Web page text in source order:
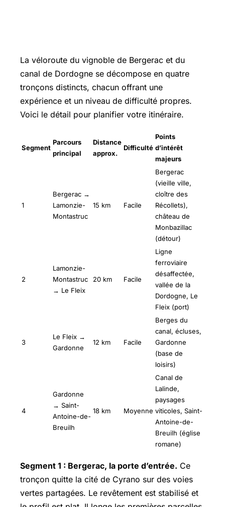
La véloroute du vignoble de Bergerac et du
canal de Dordogne se décompose en quatre
tronçons distincts, chacun offrant une
expérience et un niveau de difficulté propres.
Voici le détail pour planifier votre itinéraire.
Segment
Parcours
principal
Distance
approx.
Difficulté
Points
d’intérêt
majeurs
1
Bergerac →
Lamonzie-
Montastruc
15 km Facile
Bergerac
(vieille ville,
cloître des
Récollets),
château de
Monbazillac
(détour)
2
Lamonzie-
Montastruc
→ Le Fleix
20 km Facile
Ligne
ferroviaire
désaffectée,
vallée de la
Dordogne, Le
Fleix (port)
3
Le Fleix →
Gardonne
12 km Facile
Berges du
canal, écluses,
Gardonne
(base de
loisirs)
4
Gardonne
→ Saint-
Antoine-de-
Breuilh
18 km Moyenne
Canal de
Lalinde,
paysages
viticoles, Saint-
Antoine-de-
Breuilh (église
romane)
Segment 1 : Bergerac, la porte d’entrée. Ce
tronçon quitte la cité de Cyrano sur des voies
vertes partagées. Le revêtement est stabilisé et